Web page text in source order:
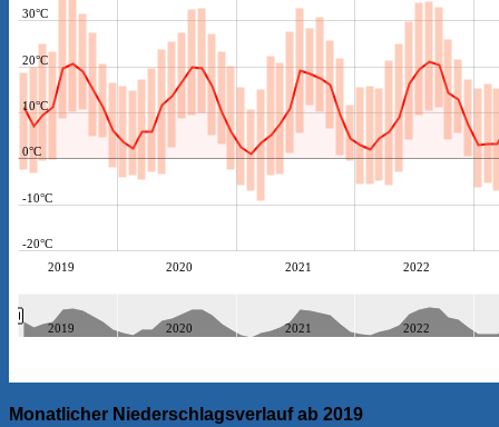
Monatlicher Niederschlagsverlauf ab 2019